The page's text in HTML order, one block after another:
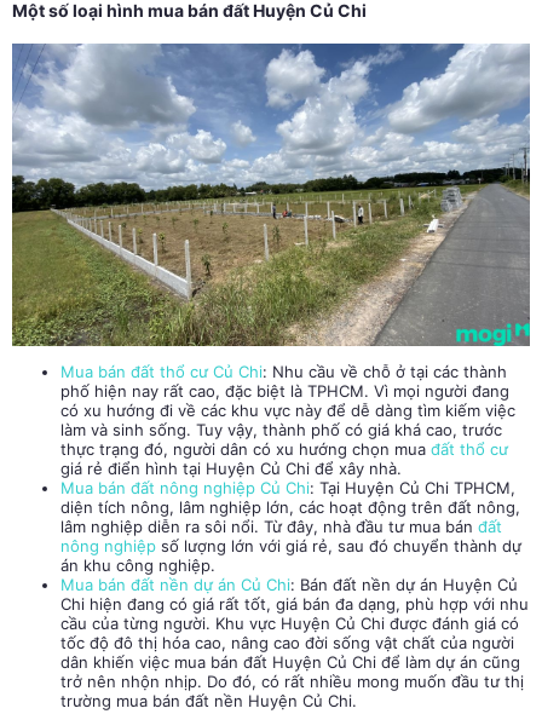
Một số loại hình mua bán đất Huyện Củ Chi
Mua bán đất thổ cư Củ Chi: Nhu cầu về chỗ ở tại các thành
phố hiện nay rất cao, đặc biệt là TPHCM. Vì mọi người đang
có xu hướng đi về các khu vực này để dễ dàng tìm kiếm việc
làm và sinh sống. Tuy vậy, thành phố có giá khá cao, trước
thực trạng đó, người dân có xu hướng chọn mua đất thổ cư
giá rẻ điển hình tại Huyện Củ Chi để xây nhà.
Mua bán đất nông nghiệp Củ Chi: Tại Huyện Củ Chi TPHCM,
diện tích nông, lâm nghiệp lớn, các hoạt động trên đất nông,
lâm nghiệp diễn ra sôi nổi. Từ đây, nhà đầu tư mua bán đất
nông nghiệp số lượng lớn với giá rẻ, sau đó chuyển thành dự
án khu công nghiệp.
Mua bán đất nền dự án Củ Chi: Bán đất nền dự án Huyện Củ
Chi hiện đang có giá rất tốt, giá bán đa dạng, phù hợp với nhu
cầu của từng người. Khu vực Huyện Củ Chi được đánh giá có
tốc độ đô thị hóa cao, nâng cao đời sống vật chất của người
dân khiến việc mua bán đất Huyện Củ Chi để làm dự án cũng
trở nên nhộn nhịp. Do đó, có rất nhiều mong muốn đầu tư thị
trường mua bán đất nền Huyện Củ Chi.